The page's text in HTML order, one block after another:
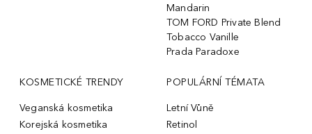
Mandarin
TOM FORD Private Blend
Tobacco Vanille
Prada Paradoxe
KOSMETICKÉ TRENDY
Veganská kosmetika
Korejská kosmetika
POPULÁRNÍ TÉMATA
Letní Vůně
Retinol